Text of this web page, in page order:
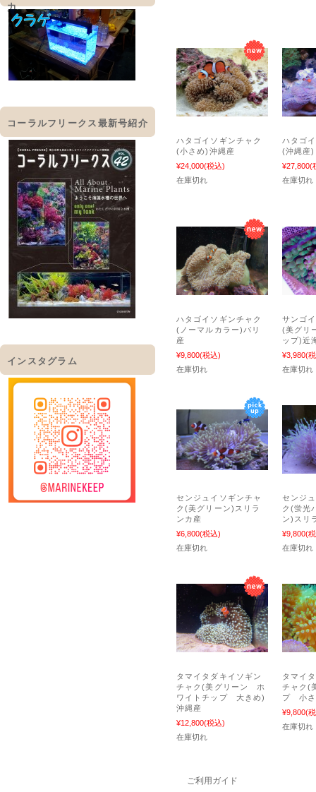
ハタゴイソギンチャク
(小さめ)沖縄産
¥24,000(税込)
在庫切れ
ハタゴ
(沖縄産)
¥27,800(
在庫切れ
ハタゴイソギンチャク
(ノーマルカラー)バリ
産
¥9,800(税込)
在庫切れ
サンゴ
(美グリ
ップ)近
¥3,980(
在庫切れ
センジュイソギンチャ
ク(美グリーン)スリラ
ンカ産
¥6,800(税込)
在庫切れ
センジ
ク(蛍光
ン)スリ
¥9,800(
在庫切れ
タマイタダキイソギン
チャク(美グリーン ホ
ワイトチップ 大きめ)
沖縄産
¥12,800(税込)
在庫切れ
タマイ
チャク(
プ 小さ
¥9,800(
在庫切れ
ご利用ガイド
力
コーラルフリークス最新号紹介
インスタグラム